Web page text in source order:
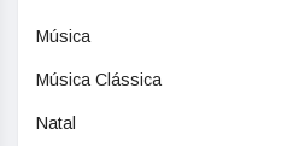
Música
Música Clássica
Natal